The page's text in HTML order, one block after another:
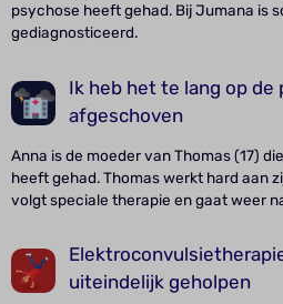
psychose heeft gehad. Bij Jumana is
gediagnosticeerd.
Ik heb het te lang op de
afgeschoven
Anna is de moeder van Thomas (17)
heeft gehad. Thomas werkt hard aan
volgt speciale therapie en gaat weer
uiteindelijk geholpen